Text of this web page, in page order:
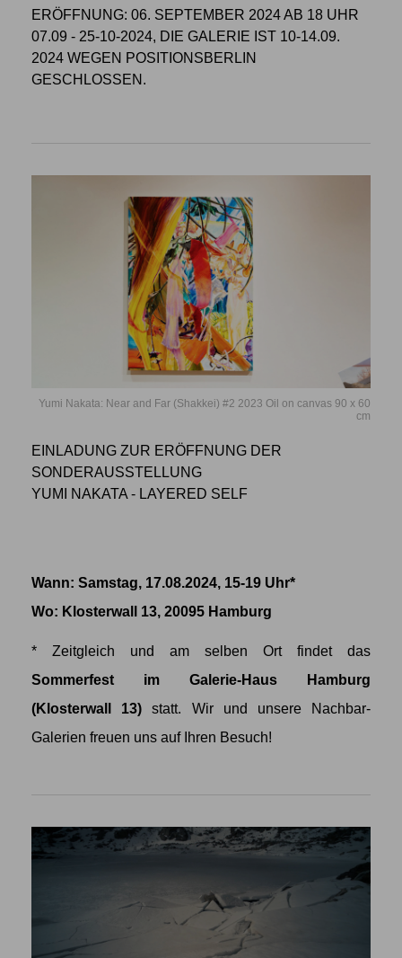
ERÖFFNUNG: 06. SEPTEMBER 2024 AB 18 UHR
07.09 - 25-10-2024, DIE GALERIE IST 10-14.09.
2024 WEGEN POSITIONSBERLIN
GESCHLOSSEN.
Yumi Nakata: Near and Far (Shakkei) #2 2023 Oil on canvas 90 x 60
cm
EINLADUNG ZUR ERÖFFNUNG DER
SONDERAUSSTELLUNG
YUMI NAKATA - LAYERED SELF
Wann: Samstag, 17.08.2024, 15-19 Uhr*
Wo: Klosterwall 13, 20095 Hamburg
* Zeitgleich und am selben Ort findet das
Sommerfest im Galerie-Haus Hamburg
(Klosterwall 13) statt. Wir und unsere Nachbar-
Galerien freuen uns auf Ihren Besuch!